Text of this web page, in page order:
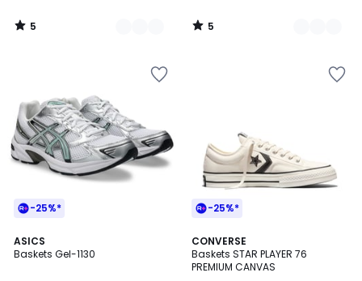
5
/
5
/
-25%*
ASICS
Baskets Gel-1130
4,8
/ 5
5
Couleurs
-25%*
CONVERSE
Baskets STAR PLAYER 76
PREMIUM CANVAS
5
/
5
2
Couleurs